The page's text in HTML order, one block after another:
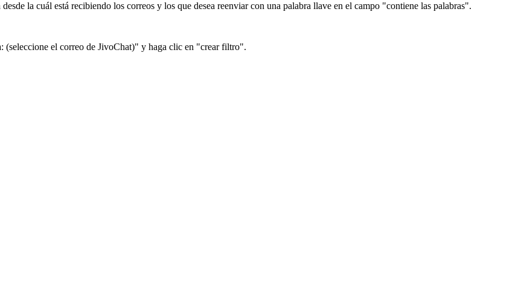
la cuál está recibiendo los correos y los que desea reenviar con una palabra llave en el campo "contiene las palabras".
(seleccione el correo de JivoChat)" y haga clic en "crear filtro".